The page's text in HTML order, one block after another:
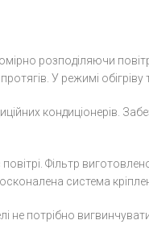
розподіляючи
У режимі
кондиціонерів.
Фільтр
система
потрібно вигвинчувати